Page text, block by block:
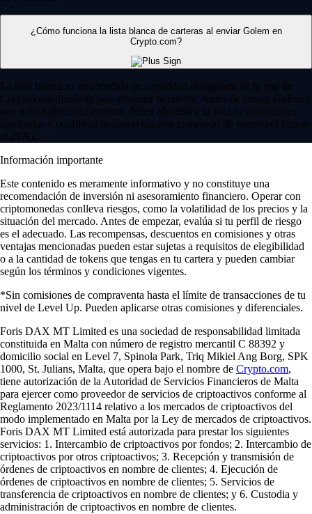
¿Cómo funciona la lista blanca de carteras al enviar Golem en
Crypto.com?
La lista blanca es una medida de seguridad obligatoria de la app de
Crypto.com diseñada para proteger tu cuenta. Antes de enviar Golem a
una nueva dirección externa, debes añadirla a tu lista de direcciones
aprobadas y confirmar la operación con tu método de seguridad (como
el 2FA).
Información importante
Este contenido es meramente informativo y no constituye una
recomendación de inversión ni asesoramiento financiero. Operar con
criptomonedas conlleva riesgos, como la volatilidad de los precios y la
situación del mercado. Antes de empezar, evalúa si tu perfil de riesgo
es el adecuado. Las recompensas, descuentos en comisiones y otras
ventajas mencionadas pueden estar sujetas a requisitos de elegibilidad
o a la cantidad de tokens que tengas en tu cartera y pueden cambiar
según los términos y condiciones vigentes.
*Sin comisiones de compraventa hasta el límite de transacciones de tu
nivel de Level Up. Pueden aplicarse otras comisiones y diferenciales.
Foris DAX MT Limited es una sociedad de responsabilidad limitada
constituida en Malta con número de registro mercantil C 88392 y
domicilio social en Level 7, Spinola Park, Triq Mikiel Ang Borg, SPK
1000, St. Julians, Malta, que opera bajo el nombre de Crypto.com,
tiene autorización de la Autoridad de Servicios Financieros de Malta
para ejercer como proveedor de servicios de criptoactivos conforme al
Reglamento 2023/1114 relativo a los mercados de criptoactivos del
modo implementado en Malta por la Ley de mercados de criptoactivos.
Foris DAX MT Limited está autorizada para prestar los siguientes
servicios: 1. Intercambio de criptoactivos por fondos; 2. Intercambio de
criptoactivos por otros criptoactivos; 3. Recepción y transmisión de
órdenes de criptoactivos en nombre de clientes; 4. Ejecución de
órdenes de criptoactivos en nombre de clientes; 5. Servicios de
transferencia de criptoactivos en nombre de clientes; y 6. Custodia y
administración de criptoactivos en nombre de clientes.